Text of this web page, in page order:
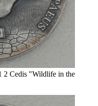
2 Cedis "Wildlife in the